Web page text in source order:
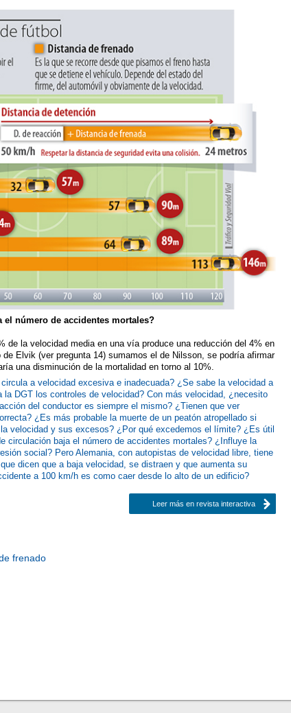
número de accidentes mortales?
de la velocidad media en una vía produce una reducción del 4% en
Elvik (ver pregunta 14) sumamos el de Nilsson, se podría afirmar
una disminución de la mortalidad en torno al 10%.
a velocidad excesiva e inadecuada? ¿Se sabe la velocidad a
la DGT los controles de velocidad? Con más velocidad, ¿necesito
del conductor es siempre el mismo? ¿Tienen que ver
¿Es más probable la muerte de un peatón atropellado si
velocidad y sus excesos? ¿Por qué excedemos el límite? ¿Es útil
circulación baja el número de accidentes mortales? ¿Influye la
social? Pero Alemania, con autopistas de velocidad libre, tiene
dicen que a baja velocidad, se distraen y que aumenta su
a 100 km/h es como caer desde lo alto de un edificio?
Leer más en revista interactiva
frenado